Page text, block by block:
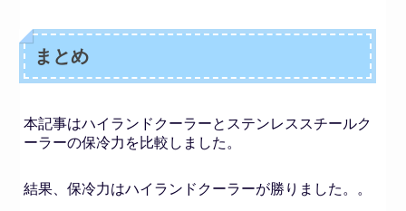
まとめ
本記事はハイランドクーラーとステンレススチールク
ーラーの保冷力を比較しました。
結果、保冷力はハイランドクーラーが勝りました。。